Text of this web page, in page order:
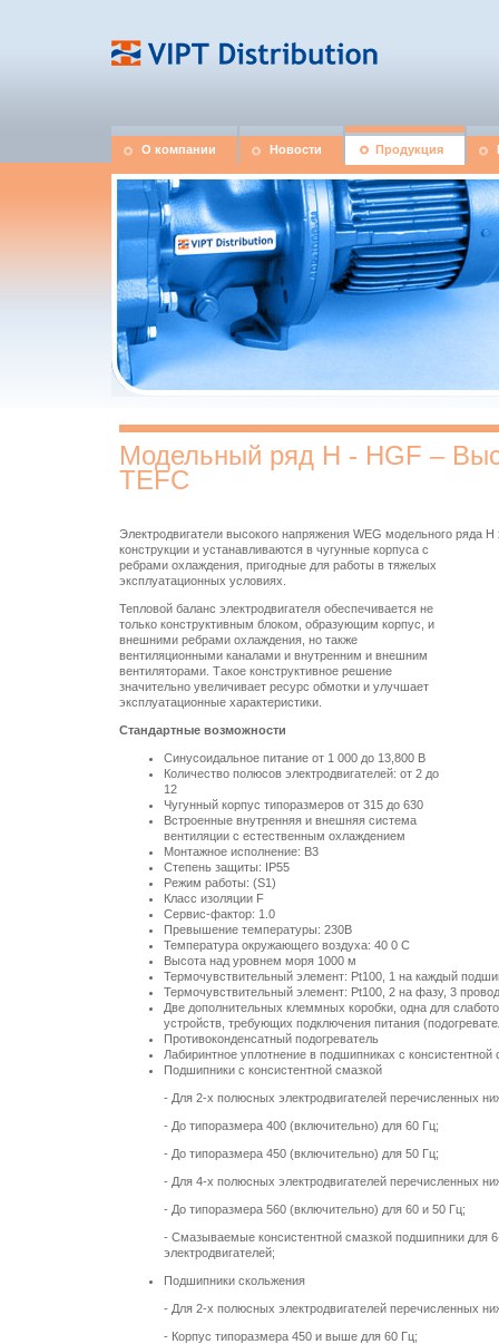
О компании Новости Продукция
Модельный ряд Н - HGF –
TEFC
Электродвигатели высокого напряжения WEG модельного ряда
конструкции и устанавливаются в чугунные корпуса с
ребрами охлаждения, пригодные для работы в тяжелых
эксплуатационных условиях.
Тепловой баланс электродвигателя обеспечивается не
только конструктивным блоком, образующим корпус, и
внешними ребрами охлаждения, но также
вентиляционными каналами и внутренним и внешним
вентиляторами. Такое конструктивное решение
значительно увеличивает ресурс обмотки и улучшает
эксплуатационные характеристики.
Стандартные возможности
Синусоидальное питание от 1 000 до 13,800 В
Количество полюсов электродвигателей: от 2 до
12
Чугунный корпус типоразмеров от 315 до 630
Встроенные внутренняя и внешняя система
вентиляции с естественным охлаждением
Монтажное исполнение: B3
Степень защиты: IP55
Режим работы: (S1)
Класс изоляции F
Сервис-фактор: 1.0
Превышение температуры: 230В
Температура окружающего воздуха: 40 0 С
Высота над уровнем моря 1000 м
Термочувствительный элемент: Pt100, 1 на каждый
Термочувствительный элемент: Pt100, 2 на фазу, 3
Две дополнительных клеммных коробки, одна для
устройств, требующих подключения питания
Противоконденсатный подогреватель
Лабиринтное уплотнение в подшипниках с консистентной
Подшипники c консистентной смазкой
- Для 2-х полюсных электродвигателей перечисленных
- До типоразмера 400 (включительно) для 60 Гц;
- До типоразмера 450 (включительно) для 50 Гц;
- Для 4-х полюсных электродвигателей перечисленных
- До типоразмера 560 (включительно) для 60 и 50 Гц;
- Смазываемые консистентной смазкой подшипники для
электродвигателей;
Подшипники скольжения
- Для 2-х полюсных электродвигателей перечисленных
- Корпус типоразмера 450 и выше для 60 Гц;